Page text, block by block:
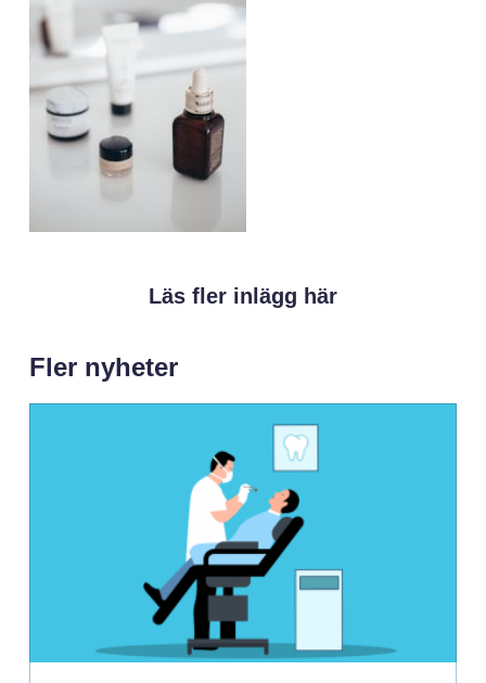
Läs fler inlägg här
Fler nyheter